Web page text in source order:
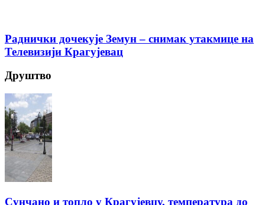
Раднички дочекује Земун – снимак утакмице на
Телевизији Крагујевац
Друштво
Сунчано и топло у Крагујевцу, температура до